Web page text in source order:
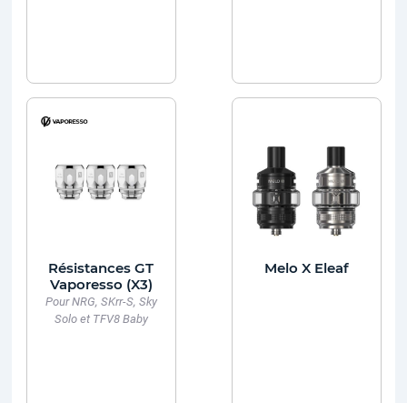
Résistances GT
Vaporesso (X3)
Pour NRG, SKrr-S, Sky
Solo et TFV8 Baby
Melo X Eleaf